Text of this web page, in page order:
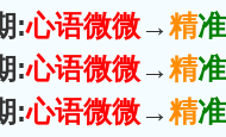
:心语微微→精准
:心语微微→精准
:心语微微→精准